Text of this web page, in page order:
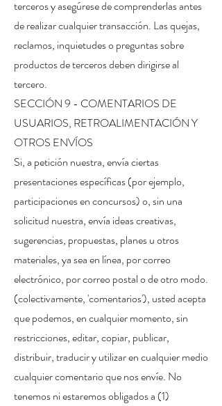
terceros y asegúrese de comprenderlas antes
de realizar cualquier transacción. Las quejas,
reclamos, inquietudes o preguntas sobre
productos de terceros deben dirigirse al
tercero.
SECCIÓN 9 - COMENTARIOS DE
USUARIOS, RETROALIMENTACIÓN Y
OTROS ENVÍOS
Si, a petición nuestra, envía ciertas
presentaciones específicas (por ejemplo,
participaciones en concursos) o, sin una
solicitud nuestra, envía ideas creativas,
sugerencias, propuestas, planes u otros
materiales, ya sea en línea, por correo
electrónico, por correo postal o de otro modo.
(colectivamente, 'comentarios'), usted acepta
que podemos, en cualquier momento, sin
restricciones, editar, copiar, publicar,
distribuir, traducir y utilizar en cualquier medio
cualquier comentario que nos envíe. No
tenemos ni estaremos obligados a (1)